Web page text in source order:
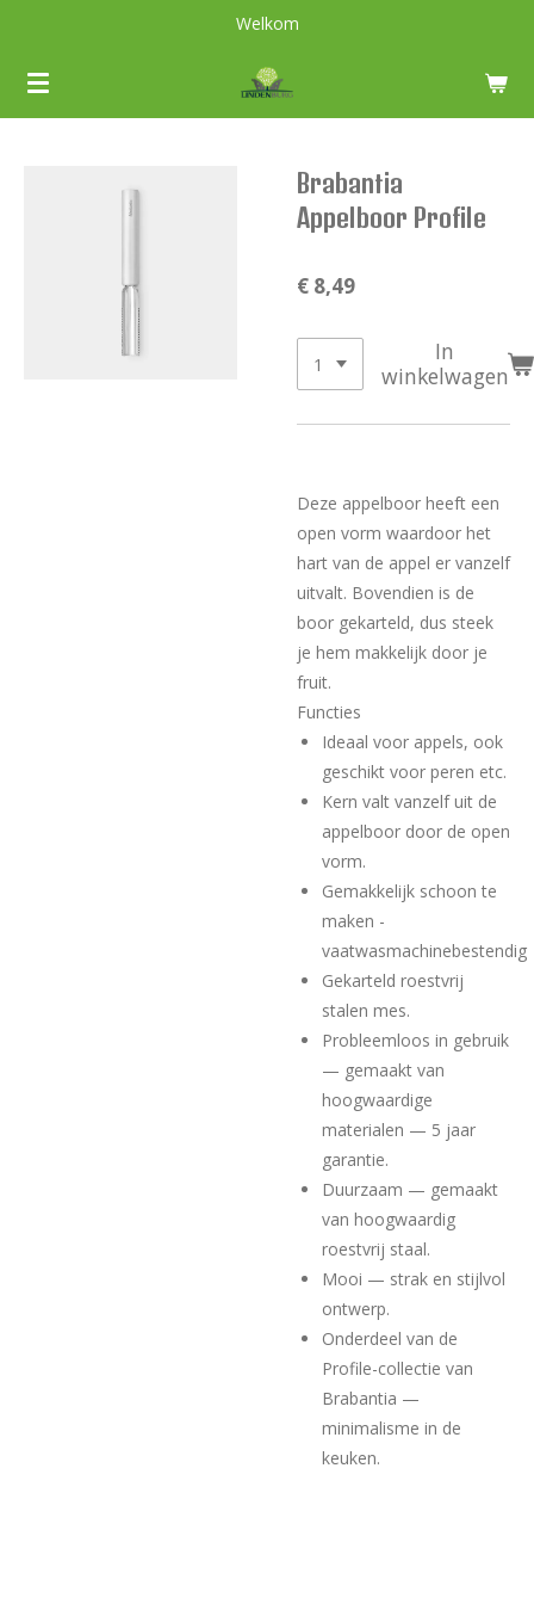
naar
de
Welkom
Brabantia
Appelboor Profile
€ 8,49
In
winkelwagen
Deze appelboor heeft een
open vorm waardoor het
hart van de appel er vanzelf
uitvalt. Bovendien is de
boor gekarteld, dus steek
je hem makkelijk door je
fruit.
Functies
Ideaal voor appels, ook
geschikt voor peren etc.
Kern valt vanzelf uit de
appelboor door de open
vorm.
Gemakkelijk schoon te
maken -
vaatwasmachinebestendig
Gekarteld roestvrij
stalen mes.
Probleemloos in gebruik
— gemaakt van
hoogwaardige
materialen — 5 jaar
garantie.
Duurzaam — gemaakt
van hoogwaardig
roestvrij staal.
Mooi — strak en stijlvol
ontwerp.
Onderdeel van de
Profile-collectie van
Brabantia —
minimalisme in de
keuken.